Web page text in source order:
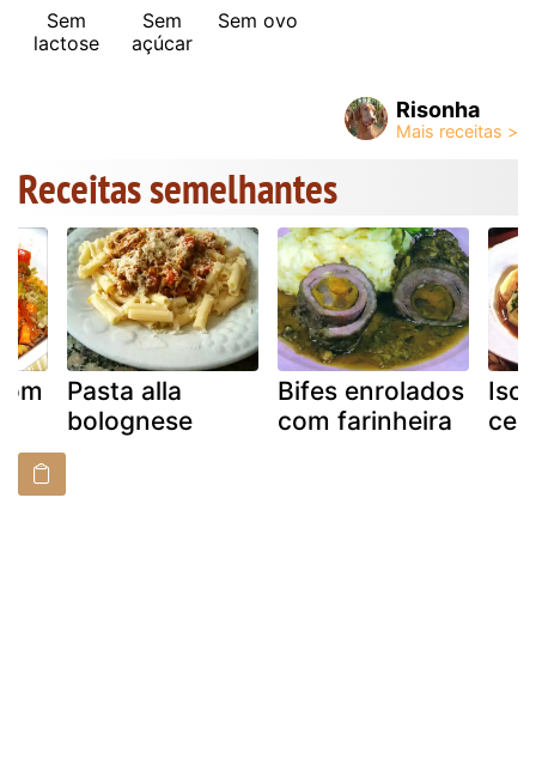
Sem
lactose
Sem
açúcar
Sem ovo
Risonha
Receitas semelhantes
Pasta alla
bolognese
Bifes enrolados
com farinheira